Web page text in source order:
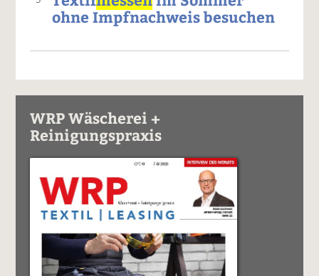
ohne Impfnachweis besuchen
WRP Wäscherei +
Reinigungspraxis